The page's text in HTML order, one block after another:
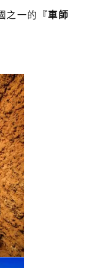
之一的『車師